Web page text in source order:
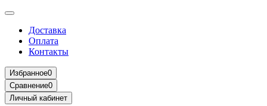
Доставка
Оплата
Контакты
Избранное0
Сравнение0
Личный кабинет